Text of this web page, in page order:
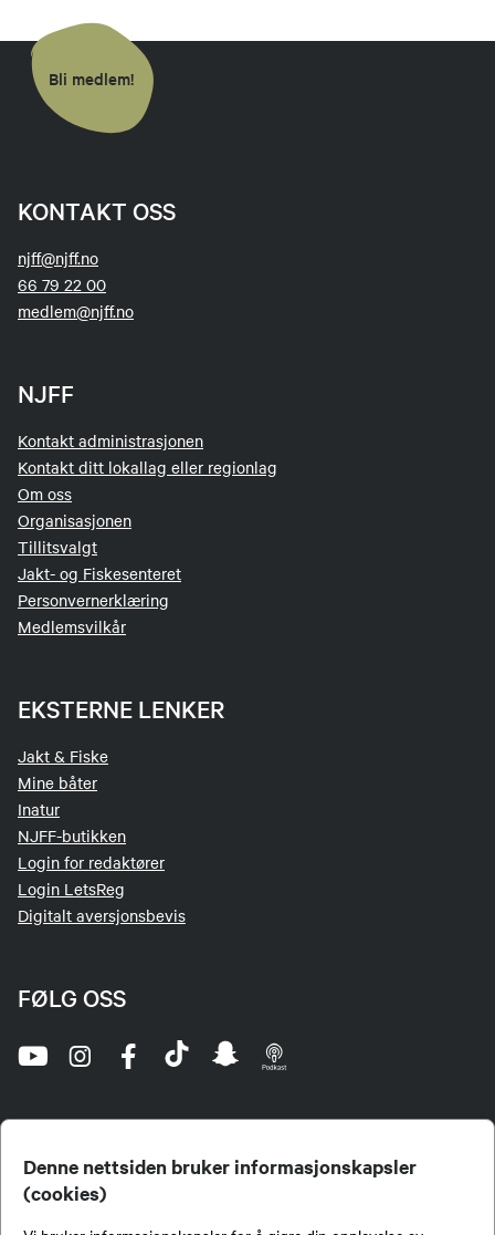
Denne nettsiden bruker informasjonskapsler
(cookies)
Bli medlem!
KONTAKT OSS
njff@njff.no
66 79 22 00
medlem@njff.no
NJFF
Kontakt administrasjonen
Kontakt ditt lokallag eller regionlag
Om oss
Organisasjonen
Tillitsvalgt
Jakt- og Fiskesenteret
Personvernerklæring
Medlemsvilkår
EKSTERNE LENKER
Jakt & Fiske
Mine båter
Inatur
NJFF-butikken
Login for redaktører
Login LetsReg
Digitalt aversjonsbevis
FØLG OSS